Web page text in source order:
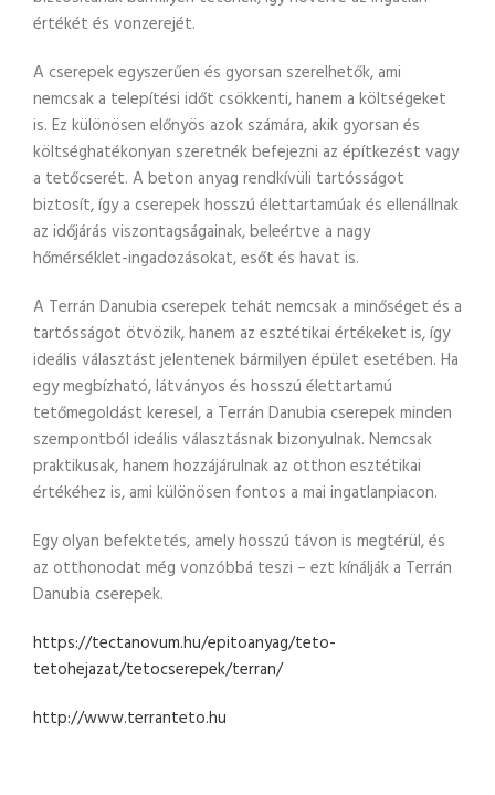
értékét és vonzerejét.
A cserepek egyszerűen és gyorsan szerelhetők, ami
nemcsak a telepítési időt csökkenti, hanem a költségeket
is. Ez különösen előnyös azok számára, akik gyorsan és
költséghatékonyan szeretnék befejezni az építkezést vagy
a tetőcserét. A beton anyag rendkívüli tartósságot
biztosít, így a cserepek hosszú élettartamúak és ellenállnak
az időjárás viszontagságainak, beleértve a nagy
hőmérséklet-ingadozásokat, esőt és havat is.
A Terrán Danubia cserepek tehát nemcsak a minőséget és a
tartósságot ötvözik, hanem az esztétikai értékeket is, így
ideális választást jelentenek bármilyen épület esetében. Ha
egy megbízható, látványos és hosszú élettartamú
tetőmegoldást keresel, a Terrán Danubia cserepek minden
szempontból ideális választásnak bizonyulnak. Nemcsak
praktikusak, hanem hozzájárulnak az otthon esztétikai
értékéhez is, ami különösen fontos a mai ingatlanpiacon.
Egy olyan befektetés, amely hosszú távon is megtérül, és
az otthonodat még vonzóbbá teszi – ezt kínálják a Terrán
Danubia cserepek.
https://tectanovum.hu/epitoanyag/teto-
tetohejazat/tetocserepek/terran/
http://www.terranteto.hu